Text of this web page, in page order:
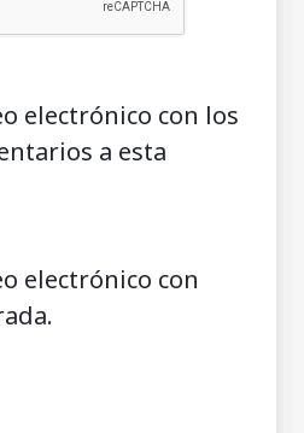
electrónico con los
a esta
electrónico con